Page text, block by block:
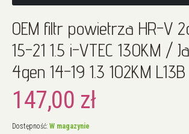
na
początek
galerii
OEM filtr powietrza HR-V
15-21 1.5 i-VTEC 130KM /
4gen 14-19 1.3 102KM L13B
147,00 zł
Dostępność: W magazynie